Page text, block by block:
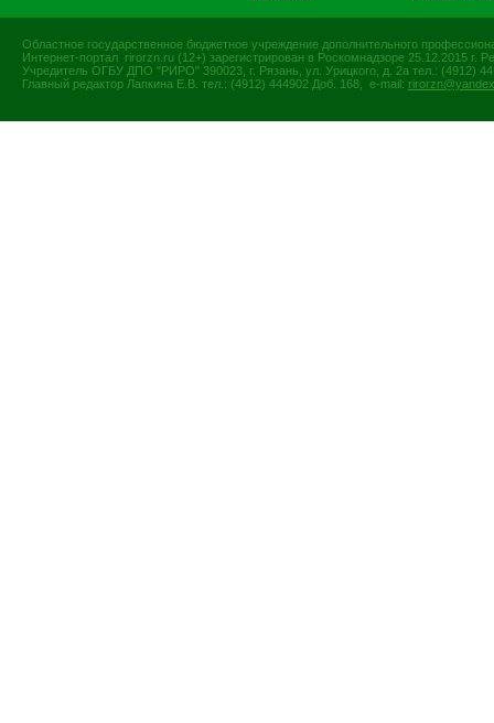
Областное государственное бюджетное учреждение дополнительного
Интернет-портал rirorzn.ru (12+) зарегистрирован в Роскомнадзоре 25.12.2015
Учредитель ОГБУ ДПО "РИРО" 390023, г. Рязань, ул. Урицкого, д. 2а тел.: (4912)
Главный редактор Лапкина Е.В. тел.: (4912) 444902 Доб. 168, e-mail: